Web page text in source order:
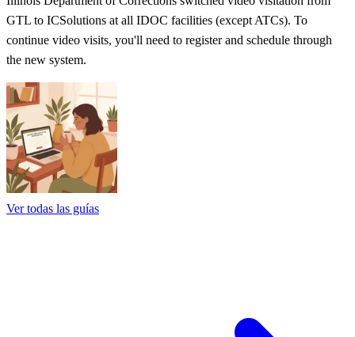
GTL to ICSolutions at all IDOC facilities (except ATCs). To
continue video visits, you'll need to register and schedule through
the new system.
Ver todas las guías